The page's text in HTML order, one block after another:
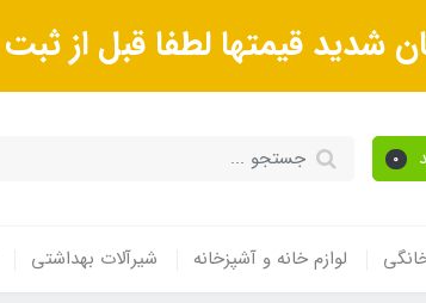
شدید قیمتها لطفا قبل
0
لوازم خانه و آشپزخانه شیرآلات بهداشتی